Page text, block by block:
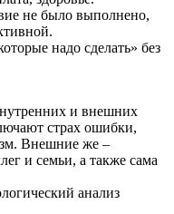
не было выполнено,
надо сделать» без
и внешних
страх ошибки,
Внешние же –
и семьи, а также сама
анализ